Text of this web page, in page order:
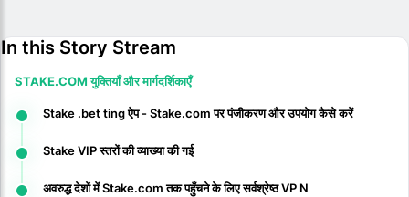
In this Story Stream
STAKE.COM युक्तियाँ और मार्गदर्शिकाएँ
Stake .bet ting ऐप - Stake.com पर पंजीकरण और उपयोग कैसे करें
Stake VIP स्तरों की व्याख्या की गई
अवरुद्ध देशों में Stake.com तक पहुँचने के लिए सर्वश्रेष्ठ VP N